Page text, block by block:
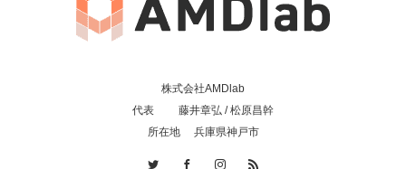
株式会社AMDlab
代表 藤井章弘 / 松原昌幹
所在地 兵庫県神戸市